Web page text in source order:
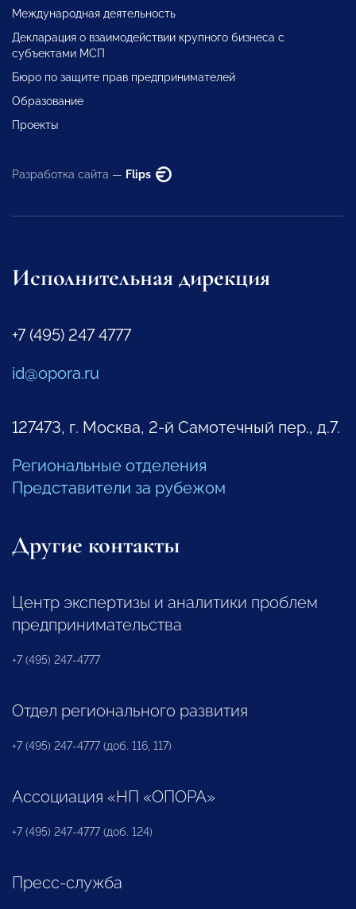
Международная деятельность
Декларация о взаимодействии крупного бизнеса с
субъектами МСП
Бюро по защите прав предпринимателей
Образование
Проекты
Разработка сайта — Flips
Исполнительная дирекция
+7 (495) 247 4777
id@opora.ru
127473, г. Москва, 2-й Самотечный пер., д.7.
Региональные отделения
Представители за рубежом
Другие контакты
Центр экспертизы и аналитики проблем
предпринимательства
+7 (495) 247-4777
Отдел регионального развития
+7 (495) 247-4777 (доб. 116, 117)
Ассоциация «НП «ОПОРА»
+7 (495) 247-4777 (доб. 124)
Пресс-служба